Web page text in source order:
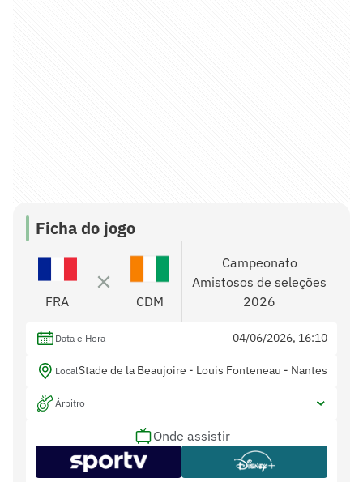
Ficha do jogo
FRA CDM
Campeonato
Amistosos de seleções
2026
Data e Hora 04/06/2026, 16:10
LocalStade de la Beaujoire - Louis Fonteneau - Nantes
Árbitro
Onde assistir